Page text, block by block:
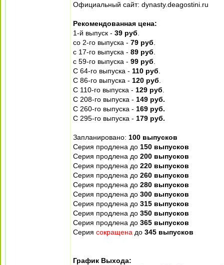
Официальный сайт: dynasty.deagostini.ru
Рекомендованная цена:
1-й выпуск - 39 руб
со 2-го выпуска - 79 руб
с 17-го выпуска - 89 руб
с 59-го выпуска - 99 руб
С 64-го выпуска - 110 руб
С 86-го выпуска - 120 руб
С 110-го выпуска - 129 руб
С 208-го выпуска - 149 руб.
С 260-го выпуска - 169 руб.
С 295-го выпуска - 179 руб.
Запланировано: 100 выпусков
Серия продлена до 150 выпусков
Серия продлена до 200 выпусков
Серия продлена до 220 выпусков
Серия продлена до 260 выпусков
Серия продлена до 280 выпусков
Серия продлена до 300 выпусков
Серия продлена до 315 выпусков
Серия продлена до 350 выпусков
Серия продлена до 365 выпусков
Серия сокращена до 345 выпусков
График Выхода: